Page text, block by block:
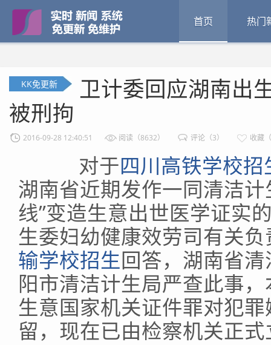
首页 热门
KK免更新
卫计委回应湖南出
被刑拘
2016-09-28 12:40:51 阅读（8632） 评论（3） 收藏
对于四川高铁学校招
湖南省近期发作一同清洁
线”变造生意出世医学证实
生委妇幼健康效劳司有关
输学校招生回答，湖南省
阳市清洁计生局严查此事
生意国家机关证件罪对犯
留，现在已由检察机关正